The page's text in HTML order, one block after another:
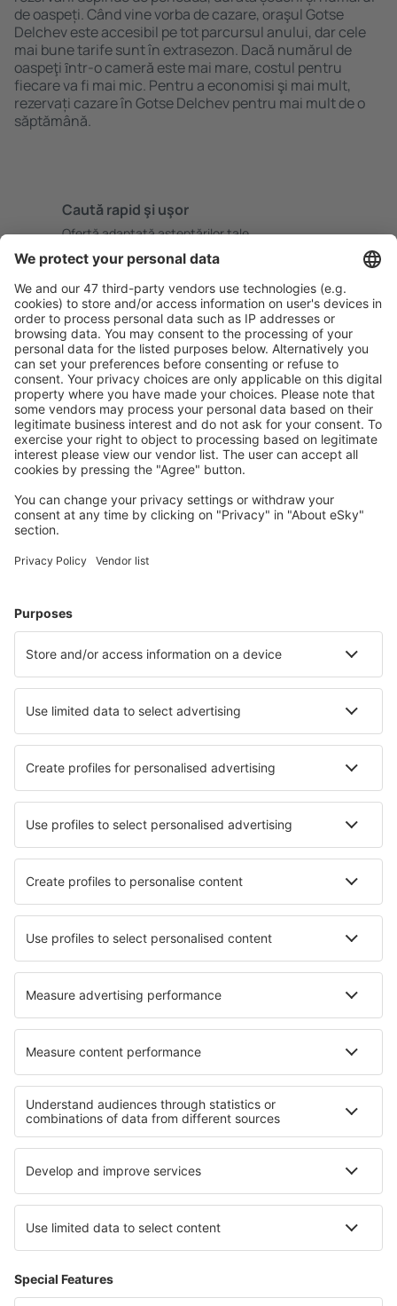
de oaspeți. Când vine vorba de cazare, oraşul Gotse
Delchev este accesibil pe tot parcursul anului, dar cele
mai bune tarife sunt în extrasezon. Dacă numărul de
oaspeţi ȋntr-o cameră este mai mare, costul pentru
fiecare va fi mai mic. Pentru a economisi şi mai mult,
rezervați cazare în Gotse Delchev pentru mai mult de o
săptămână.
Caută rapid şi uşor
Ofertă adaptată aşteptărilor tale.
Planifică ȋn siguranţă
Rezervare fără griji cu opțiune gratuită de anulare.
Economiseşte mai mult
Prețuri atractive și oferte speciale pentru utilizatorii
conectați.
Cazarea preferată
Alege din peste 1,3 mil. de opţiuni: hoteluri, cabane,
Cele mai căutate cazări de către utilizatorii eSky
Cazare în Sozopol
Cazare în Sunny Beach Cazare în Bourgas
Cazare în Kovacevica Cazare în Dobrinishte
Cazare în Svishtov Cazare Debnevo
Cele mai bune locuri de cazare - orașe
Cazare în Lainate Cazare în Moulsoe
Cazare în Ashburnham Cazare în Litija
Cazare în Torre Pacheco Cazare în Horni Becva
Cele mai bune locuri de cazare - regiuni
Cazare in Eastern Rhodopes Cazare in Smolian
Cazare in Stara Zagora Cazare in Munții Pirin
Cazare in Ruse Cazare in Faroe Islands
Cazare in Formentera Cazare in Costa Blanca